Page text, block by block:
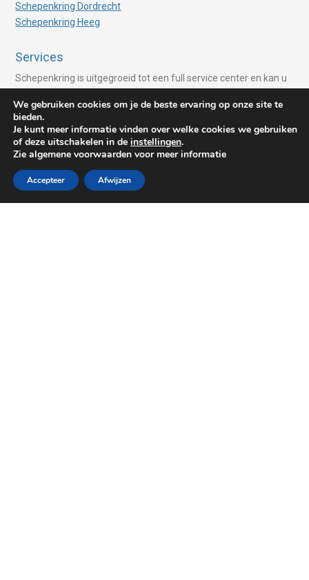
Schepenkring Dordrecht
Schepenkring Heeg
Services
Schepenkring is uitgegroeid tot een full service center en kan u
Advies van Experts
Ligplaats huren
Jachttransport
Vaarberichten
We gebruiken cookies om je de beste ervaring op onze site te
bieden.
Je kunt meer informatie vinden over welke cookies we gebruiken
of deze uitschakelen in de instellingen.
Zie algemene voorwaarden voor meer informatie
Accepteer Afwijzen